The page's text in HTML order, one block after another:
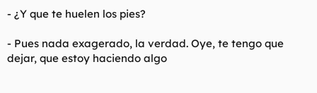
- ¿Y que te huelen los pies?
- Pues nada exagerado, la verdad. Oye, te tengo que
dejar, que estoy haciendo algo